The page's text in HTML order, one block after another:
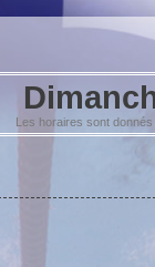
Les horaires sont